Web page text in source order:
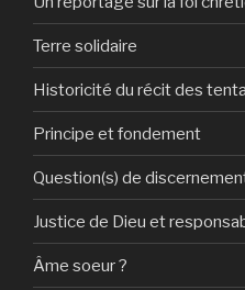
Terre solidaire
Historicité du récit des
Principe et fondement
Question(s) de
Justice de Dieu et
Âme soeur ?